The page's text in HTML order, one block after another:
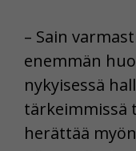
– Sain
enemmän
nykyisessä
tärkeimmissä
herättää